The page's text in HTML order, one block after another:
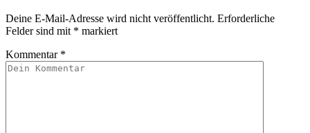
Deine E-Mail-Adresse wird nicht veröffentlicht. Erforderliche
Felder sind mit * markiert
Kommentar *